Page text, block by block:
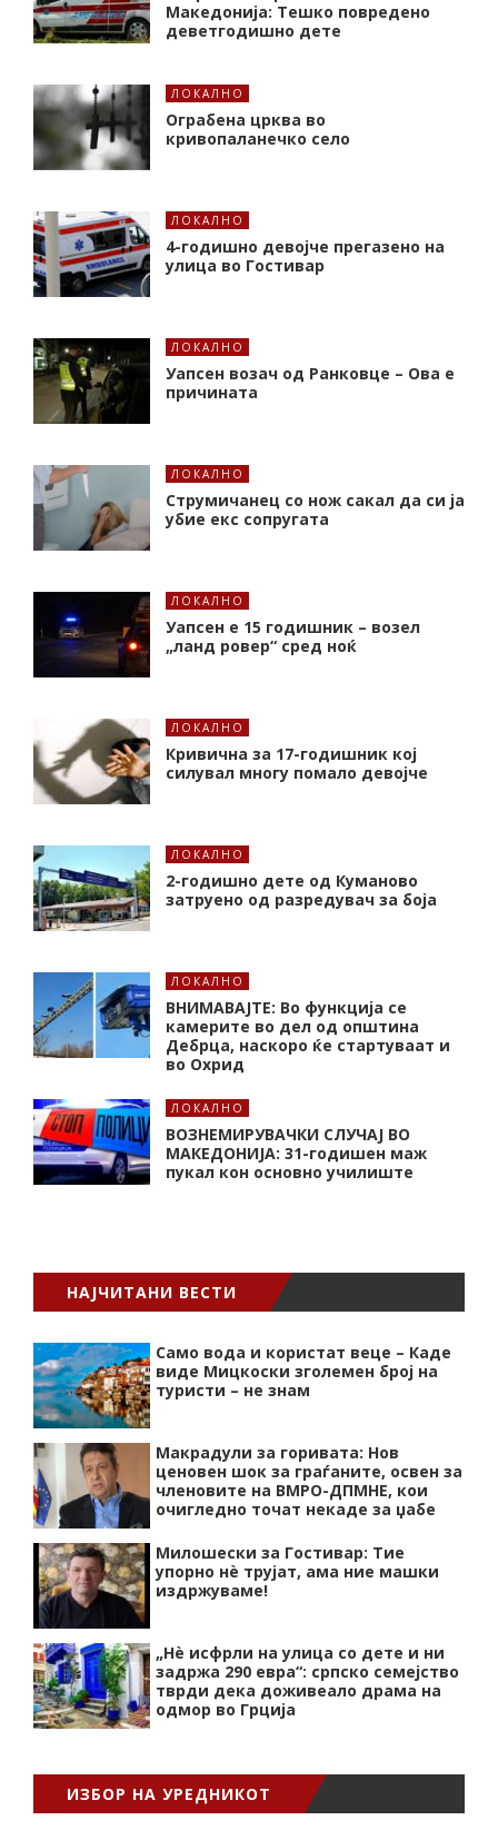
Македонија: Тешко повредено
деветгодишно дете
ЛОКАЛНО
Ограбена црква во
кривопаланечко село
ЛОКАЛНО
4-годишно девојче прегазено на
улица во Гостивар
ЛОКАЛНО
Уапсен возач од Ранковце – Ова е
причината
ЛОКАЛНО
Струмичанец со нож сакал да си ја
убие екс сопругата
ЛОКАЛНО
Уапсен е 15 годишник – возел
„ланд ровер“ сред ноќ
ЛОКАЛНО
Кривична за 17-годишник кој
силувал многу помало девојче
ЛОКАЛНО
2-годишно дете од Куманово
затруено од разредувач за боја
ЛОКАЛНО
ВНИМАВАЈТЕ: Во функција се
камерите во дел од општина
Дебрца, наскоро ќе стартуваат и
во Охрид
ЛОКАЛНО
ВОЗНЕМИРУВАЧКИ СЛУЧАЈ ВО
МАКЕДОНИЈА: 31-годишен маж
пукал кон основнo училиште
НАЈЧИТАНИ ВЕСТИ
Само вода и користат веце – Каде
виде Мицкоски зголемен број на
туристи – не знам
Макрадули за горивата: Нов
ценовен шок за граѓаните, освен за
членовите на ВМРО-ДПМНЕ, кои
очигледно точат некаде за џабе
Милошески за Гостивар: Тие
упорно нѐ трујат, ама ние машки
издржуваме!
„Нѐ исфрли на улица со дете и ни
задржа 290 евра“: српско семејство
тврди дека доживеало драма на
одмор во Грција
ИЗБОР НА УРЕДНИКОТ